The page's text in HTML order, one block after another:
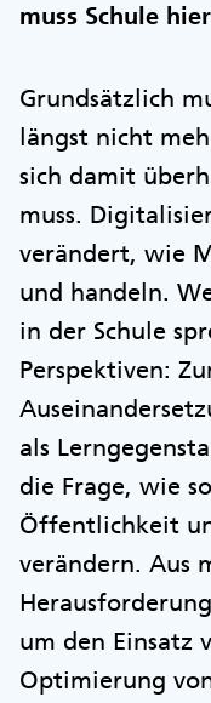
muss Schule
Grundsätzlich
längst nicht
sich damit
muss.
verändert, wie
und handeln.
in der Schule
Perspektiven:
als
die Frage, wie
Öffentlichkeit
verändern. Aus
um den Einsatz
Optimierung